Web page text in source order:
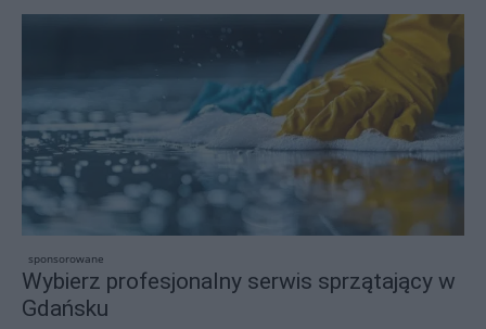
sponsorowane
Wybierz profesjonalny serwis sprzątający w
Gdańsku